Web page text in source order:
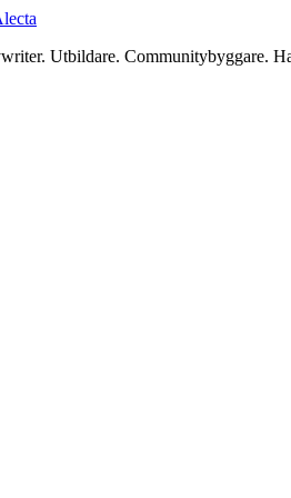
Utbildare. Communitybyggare.